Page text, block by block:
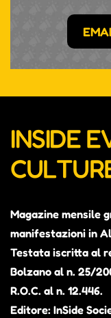
INSIDE
Magazine mensile
manifestazioni in
Testata iscritta al
Bolzano al n. 25/
R.O.C. al n. 12.446.
Editore: InSide